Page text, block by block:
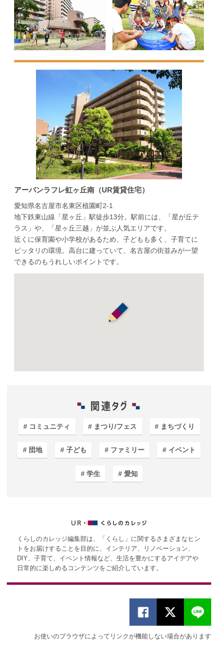
アーバンラフレ虹ヶ丘南（UR賃貸住宅）
愛知県名古屋市名東区植園町2-1
地下鉄東山線「星ヶ丘」駅徒歩13分。駅前には、「星が丘テ
ラス」や、「星ヶ丘三越」が並ぶ人気エリアです。
近くに保育園や小学校があるため、子どもも多く、子育てに
ピッタリの環境。高台に建っていて、名古屋の街並みが一望
できるのもうれしいポイントです。
コミュニティ まつり/フェス まちづくり
団地 子ども ファミリー イベント
学生 愛知
くらしのカレッジ編集部は、「くらし」に関するさまざまなヒン
トをお届けすることを目的に、インテリア、リノベーション、
DIY、子育て、イベント情報など、生活を豊かにするアイデアや
日常的に楽しめるコンテンツをご紹介しています。
お使いのブラウザによってリンクが機能しない場合があります